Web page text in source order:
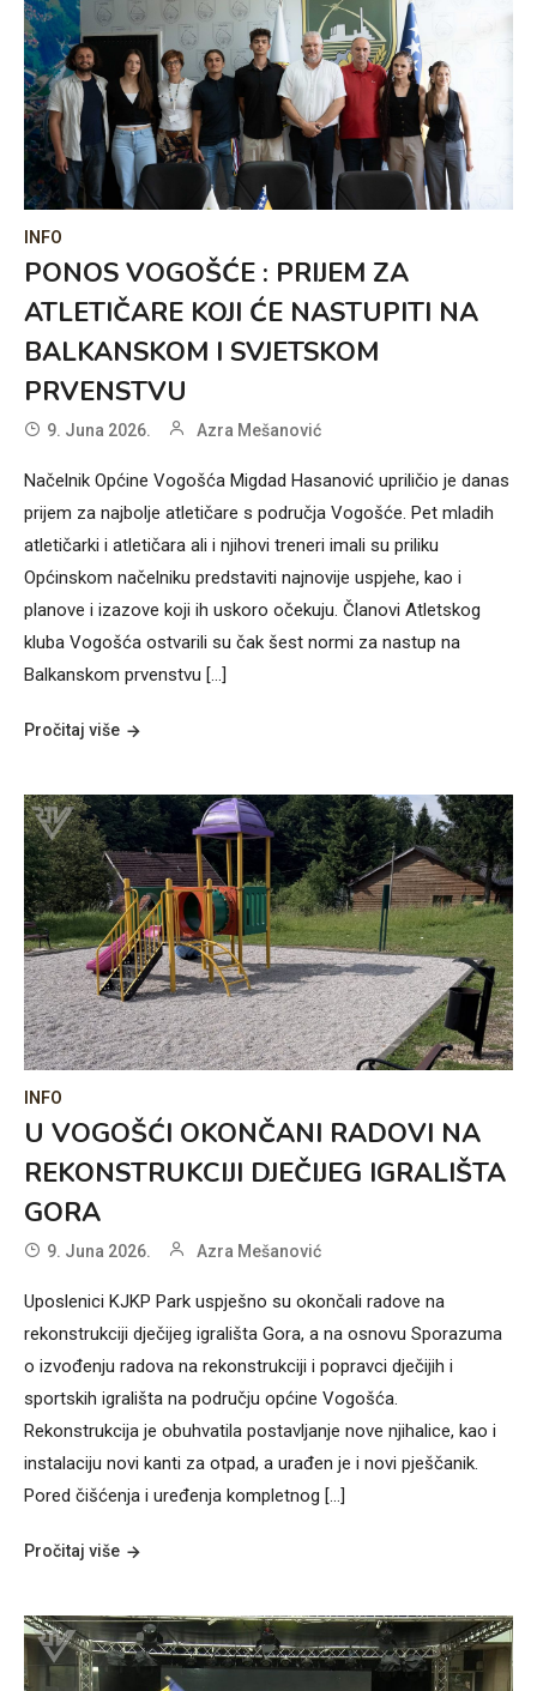
INFO
PONOS VOGOŠĆE : PRIJEM ZA
ATLETIČARE KOJI ĆE NASTUPITI NA
BALKANSKOM I SVJETSKOM
PRVENSTVU
9. Juna 2026. Azra Mešanović
Načelnik Općine Vogošća Migdad Hasanović upriličio je danas
prijem za najbolje atletičare s područja Vogošće. Pet mladih
atletičarki i atletičara ali i njihovi treneri imali su priliku
Općinskom načelniku predstaviti najnovije uspjehe, kao i
planove i izazove koji ih uskoro očekuju. Članovi Atletskog
kluba Vogošća ostvarili su čak šest normi za nastup na
Balkanskom prvenstvu […]
Pročitaj više
INFO
U VOGOŠĆI OKONČANI RADOVI NA
REKONSTRUKCIJI DJEČIJEG IGRALIŠTA
GORA
9. Juna 2026. Azra Mešanović
Uposlenici KJKP Park uspješno su okončali radove na
rekonstrukciji dječijeg igrališta Gora, a na osnovu Sporazuma
o izvođenju radova na rekonstrukciji i popravci dječijih i
sportskih igrališta na području općine Vogošća.
Rekonstrukcija je obuhvatila postavljanje nove njihalice, kao i
instalaciju novi kanti za otpad, a urađen je i novi pješčanik.
Pored čišćenja i uređenja kompletnog […]
Pročitaj više